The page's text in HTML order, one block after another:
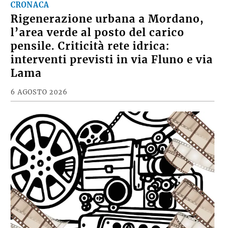
CRONACA
Rigenerazione urbana a Mordano,
l’area verde al posto del carico
pensile. Criticità rete idrica:
interventi previsti in via Fluno e via
Lama
6 AGOSTO 2026